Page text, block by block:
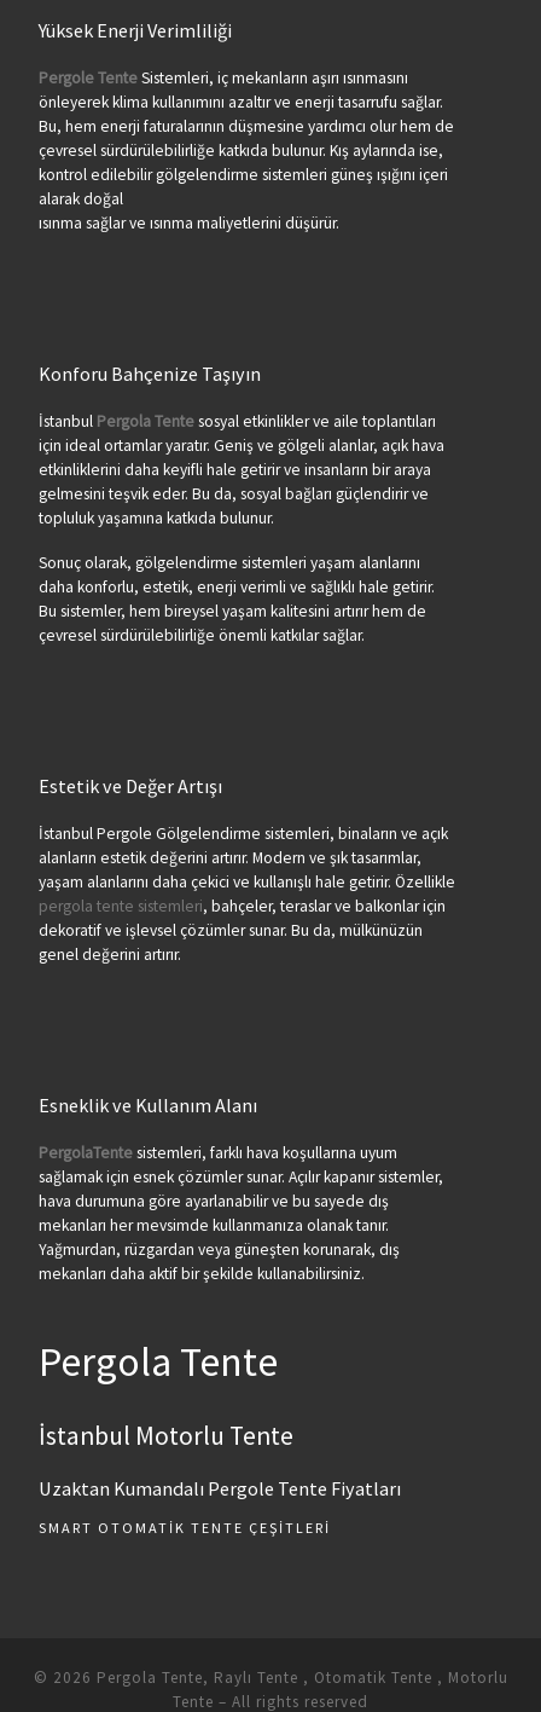
Yüksek Enerji Verimliliği
Pergole TenteSistemleri, iç mekanların aşırı ısınmasını
önleyerek klima kullanımını azaltır ve enerji tasarrufu sağlar.
Bu, hem enerji faturalarının düşmesine yardımcı olur hem de
çevresel sürdürülebilirliğe katkıda bulunur. Kış aylarında ise,
kontrol edilebilir gölgelendirme sistemleri güneş ışığını içeri
alarak doğal
ısınma sağlar ve ısınma maliyetlerini düşürür.
Konforu Bahçenize Taşıyın
İstanbul Pergola Tentesosyal etkinlikler ve aile toplantıları
için ideal ortamlar yaratır. Geniş ve gölgeli alanlar, açık hava
etkinliklerini daha keyifli hale getirir ve insanların bir araya
gelmesini teşvik eder. Bu da, sosyal bağları güçlendirir ve
topluluk yaşamına katkıda bulunur.
Sonuç olarak, gölgelendirme sistemleri yaşam alanlarını
daha konforlu, estetik, enerji verimli ve sağlıklı hale getirir.
Bu sistemler, hem bireysel yaşam kalitesini artırır hem de
çevresel sürdürülebilirliğe önemli katkılar sağlar.
Estetik ve Değer Artışı
İstanbul Pergole Gölgelendirme sistemleri, binaların ve açık
alanların estetik değerini artırır. Modern ve şık tasarımlar,
yaşam alanlarını daha çekici ve kullanışlı hale getirir. Özellikle
pergola tente sistemleri, bahçeler, teraslar ve balkonlar için
dekoratif ve işlevsel çözümler sunar. Bu da, mülkünüzün
genel değerini artırır.
Esneklik ve Kullanım Alanı
PergolaTentesistemleri, farklı hava koşullarına uyum
sağlamak için esnek çözümler sunar. Açılır kapanır sistemler,
hava durumuna göre ayarlanabilir ve bu sayede dış
mekanları her mevsimde kullanmanıza olanak tanır.
Yağmurdan, rüzgardan veya güneşten korunarak, dış
mekanları daha aktif bir şekilde kullanabilirsiniz.
Pergola Tente
İstanbul Motorlu Tente
Uzaktan Kumandalı Pergole Tente Fiyatları
SMART OTOMATIK TENTE ÇEŞITLERI
© 2026 Pergola Tente, Raylı Tente , Otomatik Tente , Motorlu
Tente – All rights reserved